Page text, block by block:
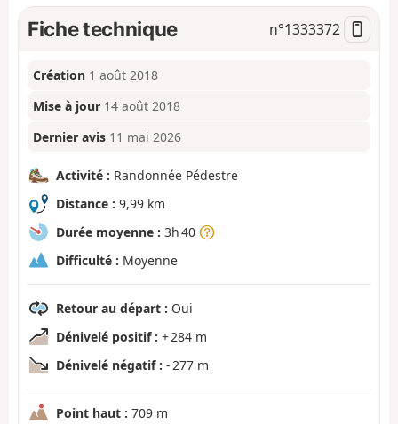
n
Fiche technique n°1333372
Création 1 août 2018
Mise à jour 14 août 2018
Dernier avis 11 mai 2026
Activité : Randonnée Pédestre
Distance : 9,99 km
Durée moyenne : 3h 40
Difficulté : Moyenne
Retour au départ : Oui
Dénivelé positif : + 284 m
Dénivelé négatif : - 277 m
Point haut : 709 m